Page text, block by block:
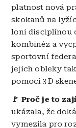
platnost nová
skokanů na
loni disciplínou
kombinéz a
sportovní
jejich obleky
pomocí 3D
🚩 Proč je to
ukázala, že
vymezila pro